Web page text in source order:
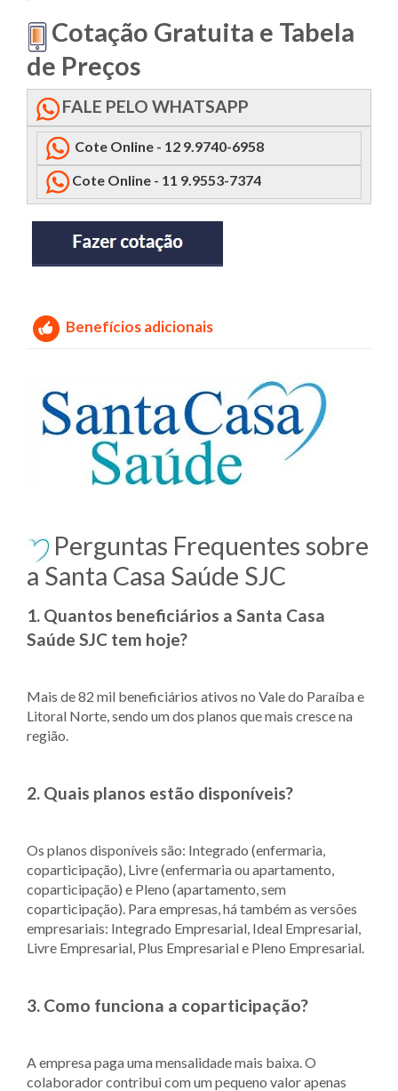
Cotação Gratuita e Tabela
de Preços
FALE PELO WHATSAPP
Cote Online - 12 9.9740-6958
Cote Online - 11 9.9553-7374
Benefícios adicionais
Perguntas Frequentes sobre
a Santa Casa Saúde SJC
1. Quantos beneficiários a Santa Casa
Saúde SJC tem hoje?
Mais de 82 mil beneficiários ativos no Vale do Paraíba e
Litoral Norte, sendo um dos planos que mais cresce na
região.
2. Quais planos estão disponíveis?
Os planos disponíveis são: Integrado (enfermaria,
coparticipação), Livre (enfermaria ou apartamento,
coparticipação) e Pleno (apartamento, sem
coparticipação). Para empresas, há também as versões
empresariais: Integrado Empresarial, Ideal Empresarial,
Livre Empresarial, Plus Empresarial e Pleno Empresarial.
3. Como funciona a coparticipação?
A empresa paga uma mensalidade mais baixa. O
colaborador contribui com um pequeno valor apenas